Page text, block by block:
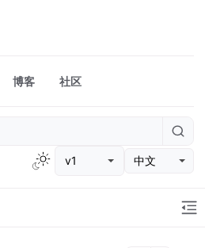
博客 社区
v1 中文